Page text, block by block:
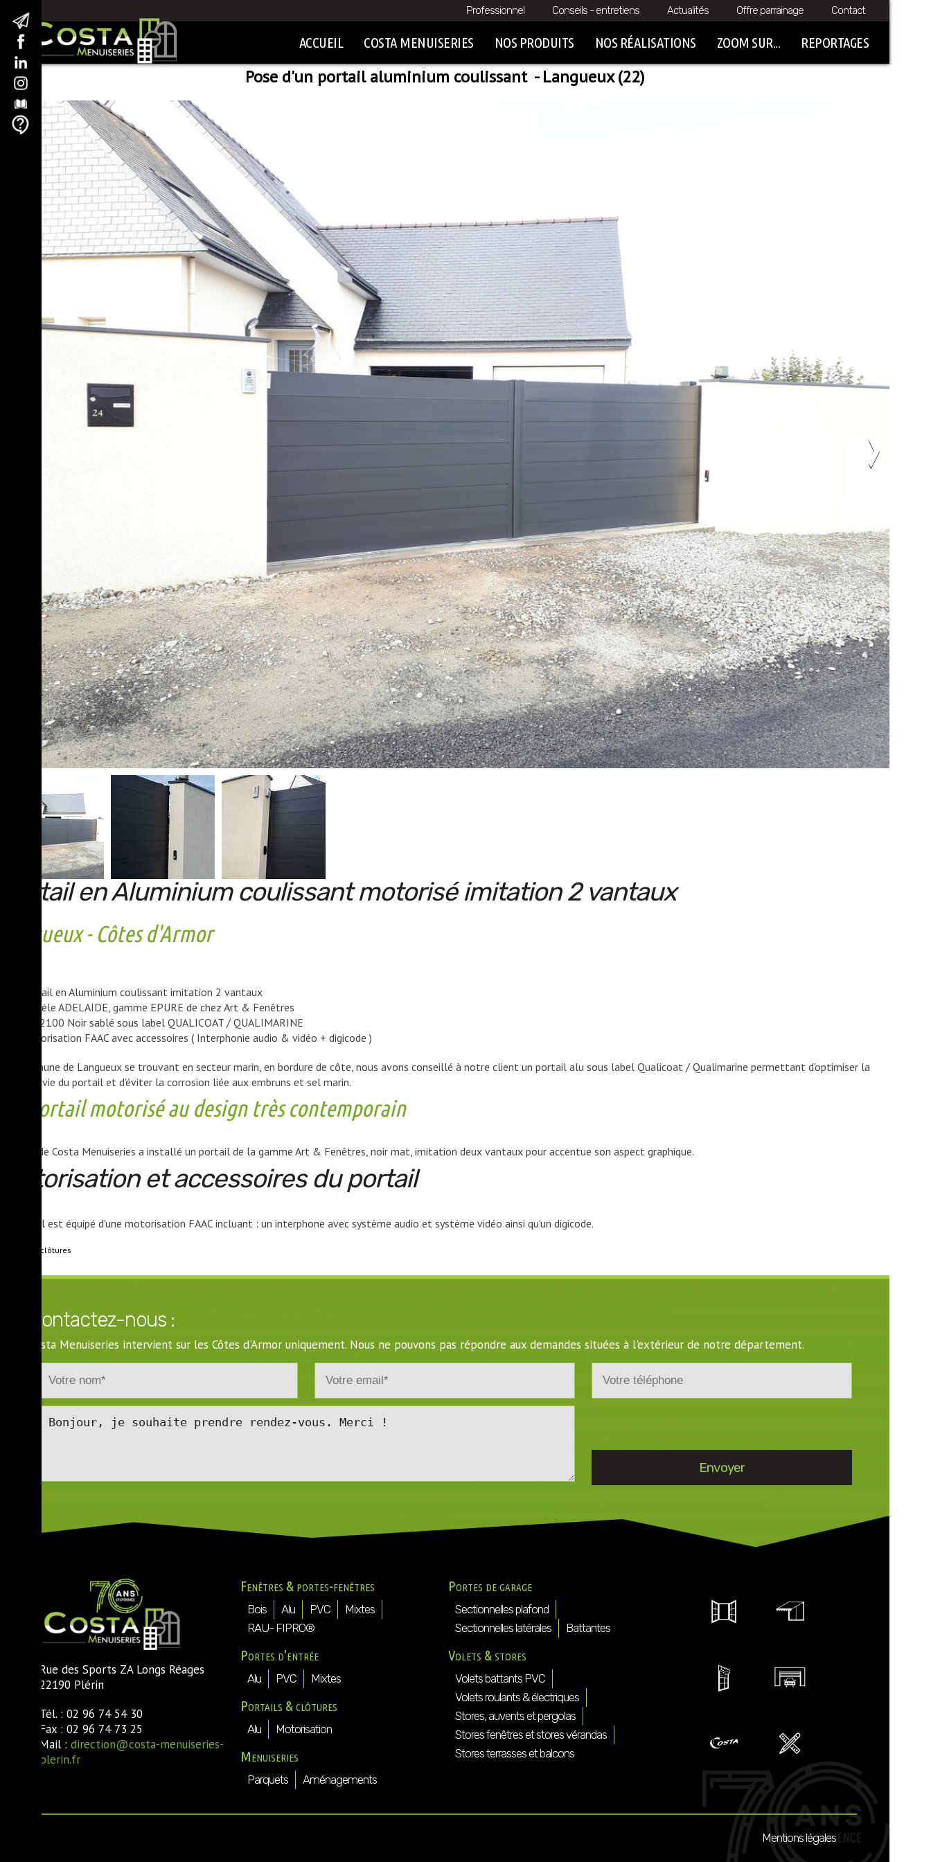
Professionnel Conseils - entretiens Actualités Offre parrainage Contact
ACCUEIL COSTA MENUISERIES NOS PRODUITS NOS RÉALISATIONS ZOOM SUR... REPORTAGES
Pose d'un portail aluminium coulissant - Langueux (22)
Portail en Aluminium coulissant motorisé imitation 2 vantaux
Langueux - Côtes d'Armor
Portail en Aluminium coulissant imitation 2 vantaux
Modèle ADELAIDE, gamme EPURE de chez Art & Fenêtres
Ral 2100 Noir sablé sous label QUALICOAT / QUALIMARINE
Motorisation FAAC avec accessoires ( Interphonie audio & vidéo + digicode )
La commune de Langueux se trouvant en secteur marin, en bordure de côte, nous avons conseillé à notre client un portail alu sous label Qualicoat / Qualimarine permettant d'optimiser la
durée de vie du portail et d'éviter la corrosion liée aux embruns et sel marin.
Un portail motorisé au design très contemporain
L'équipe de Costa Menuiseries a installé un portail de la gamme Art & Fenêtres, noir mat, imitation deux vantaux pour accentue son aspect graphique.
Motorisation et accessoires du portail
Le portail est équipé d'une motorisation FAAC incluant : un interphone avec système audio et système vidéo ainsi qu'un digicode.
Portails & clôtures
Contactez-nous :
Costa Menuiseries intervient sur les Côtes d'Armor uniquement. Nous ne pouvons pas répondre aux demandes situées à l'extérieur de notre département.
Rue des Sports ZA Longs Réages
22190 Plérin
Tél. : 02 96 74 54 30
Fax : 02 96 74 73 25
Mail : direction@costa-menuiseries-
plerin.fr
Fenêtres & portes-fenêtres
Bois Alu PVC
Mixtes
RAU- FIPRO®
Portes d'entrée
Alu PVC Mixtes
Portails & clôtures
Alu Motorisation
Menuiseries
Parquets Aménagements
Portes de garage
Sectionnelles plafond
Sectionnelles latérales
Battantes
Volets & stores
Volets battants PVC
Volets roulants & électriques
Stores, auvents et pergolas
Stores fenêtres et stores vérandas
Stores terrasses et balcons
Mentions légales